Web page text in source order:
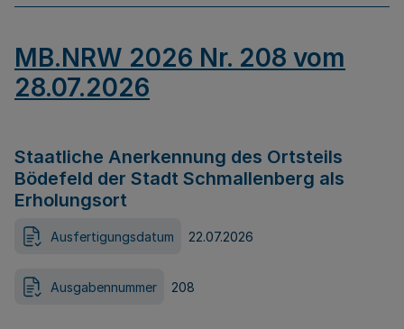
MB.NRW 2026 Nr. 208 vom
28.07.2026
Staatliche Anerkennung des Ortsteils
Bödefeld der Stadt Schmallenberg als
Erholungsort
Ausfertigungsdatum 22.07.2026
Ausgabennummer 208